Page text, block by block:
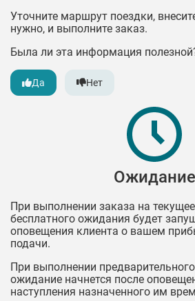
Уточните маршрут поездки,
нужно, и выполните заказ.
Была ли эта информация
Да Нет
Ожидание
При выполнении заказа на
бесплатного ожидания будет
оповещения клиента о вашем
подачи.
При выполнении
ожидание начнется после
наступления назначенного им